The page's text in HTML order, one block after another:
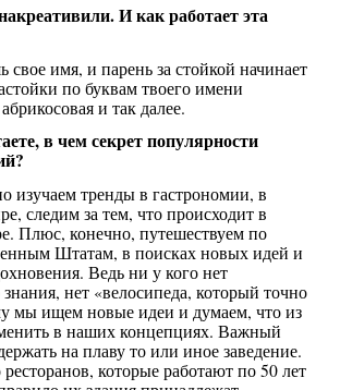
И как работает эта
имя, и парень за стойкой начинает
по буквам твоего имени
и так далее.
в чем секрет популярности
тренды в гастрономии, в
следим за тем, что происходит в
Плюс, конечно, путешествуем по
Штатам, в поисках новых идей и
Ведь ни у кого нет
нет «велосипеда, который точно
мы ищем новые идеи и думаем, что из
в наших концепциях. Важный
на плаву то или иное заведение.
которые работают по 50 лет